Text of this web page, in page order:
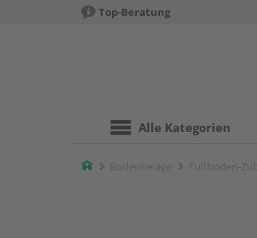
Top-Beratung
Alle Kategorien
Home